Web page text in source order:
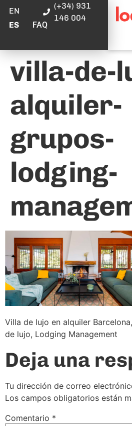
EN
ES
FAQ
(+34) 931
146 004
villa-de-
alquiler-
grupos-
lodging-
Villa de lujo en alquiler
de lujo, Lodging Management
Deja una
Tu dirección de correo
Los campos obligatorios están
Comentario *